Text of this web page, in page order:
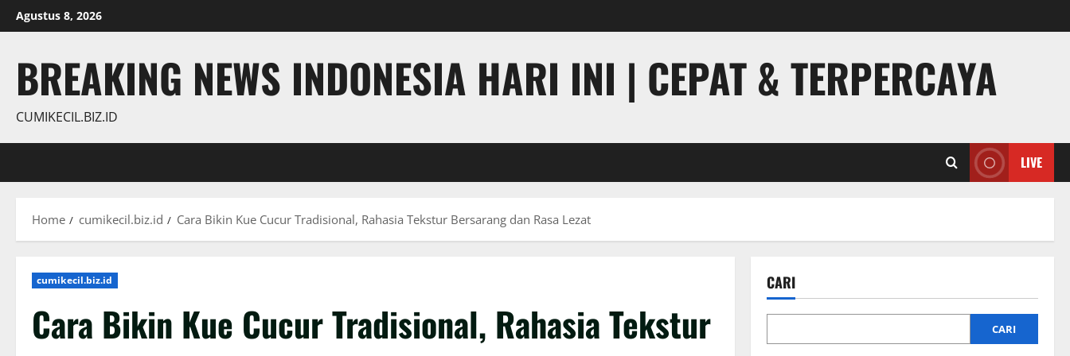
Skip
to
Agustus 8, 2026
BREAKING NEWS INDONESIA HARI INI | CEPAT & TERPERCAYA
CUMIKECIL.BIZ.ID
LIVE
Home cumikecil.biz.id Cara Bikin Kue Cucur Tradisional, Rahasia Tekstur Bersarang dan Rasa Lezat
cumikecil.biz.id
Cara Bikin Kue Cucur Tradisional, Rahasia Tekstur
CARI
CARI